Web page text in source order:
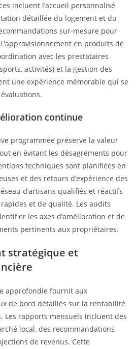
incluent l’accueil personnalisé
détaillée du logement et du
sur-mesure pour
en produits de
avec les prestataires
activités) et la gestion des
une expérience mémorable qui se
continue
programmée préserve la valeur
en évitant les désagréments pour
techniques sont planifiées en
et des retours d’expérience des
d’artisans qualifiés et réactifs
et de qualité. Les audits
les axes d’amélioration et de
pertinents aux propriétaires.
stratégique et
approfondie fournit aux
de bord détaillés sur la rentabilité
Les rapports mensuels incluent des
local, des recommandations
de revenus. Cette